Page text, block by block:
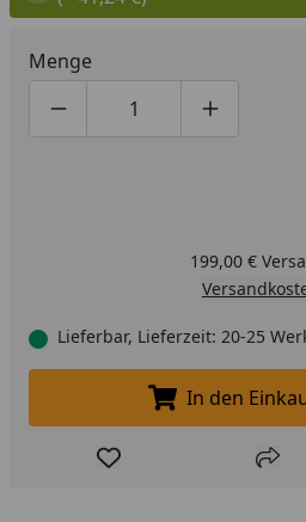
Menge
Produktmenge um eins
Produktmenge
199,00 €
Lieferbar, Lieferzeit: 20-25
In
In den
Produkt zur Teilen